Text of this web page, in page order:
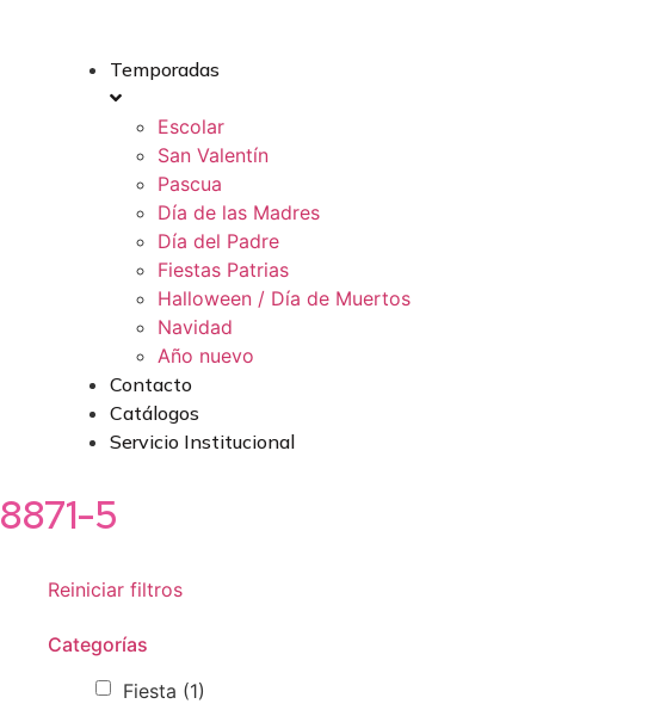
Temporadas
Escolar
San Valentín
Pascua
Día de las Madres
Día del Padre
Fiestas Patrias
Halloween / Día de Muertos
Navidad
Año nuevo
Contacto
Catálogos
Servicio Institucional
8871-5
Reiniciar filtros
Categorías
Fiesta (1)